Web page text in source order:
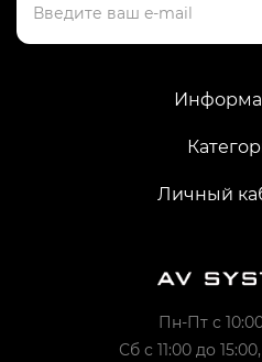
Личный
Пн-Пт с
Сб с 11:00 до